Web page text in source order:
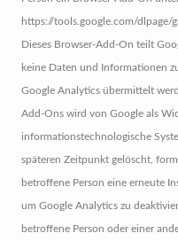
https://tools.google.com/dlpage/
Dieses Browser-Add-On teilt
keine Daten und Informationen
Google Analytics übermittelt
Add-Ons wird von Google als
informationstechnologische
späteren Zeitpunkt gelöscht,
betroffene Person eine erneute
um Google Analytics zu
betroffene Person oder einer